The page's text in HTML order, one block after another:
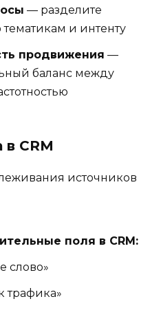
— разделите
и интенту
продвижения —
баланс между
в CRM
источников
поля в CRM:
слово»
трафика»